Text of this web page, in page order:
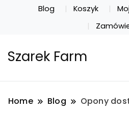
Blog Koszyk
Szarek Farm
Home Blog Opony